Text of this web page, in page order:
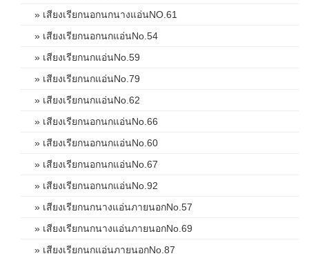
» เสียงเรียกนอกนกนางแอ่นNO.61
» เสียงเรียกนอกนกแอ่นNo.54
» เสียงเรียกนกแอ่นNo.59
» เสียงเรียกนกแอ่นNo.79
» เสียงเรียกนกแอ่นNo.62
» เสียงเรียกนอกนกแอ่นNo.66
» เสียงเรียกนอกนกแอ่นNo.60
» เสียงเรียกนอกนกแอ่นNo.67
» เสียงเรียกนอกนกแอ่นNo.92
» เสียงเรียกนกนางแอ่นภายนอกNo.57
» เสียงเรียกนกนางแอ่นภายนอกNo.69
» เสียงเรียกนกแอ่นภายนอกNo.87